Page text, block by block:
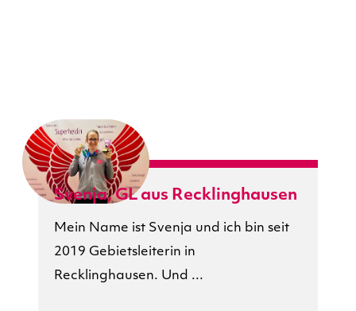
Svenja, GL aus Recklinghausen
Mein Name ist Svenja und ich bin seit
2019 Gebietsleiterin in
Recklinghausen. Und ...